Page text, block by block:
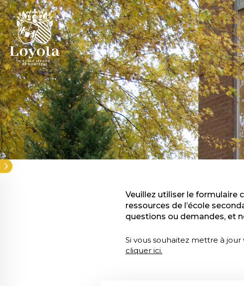
Aller
au
contenu
principal
Veuillez utiliser le formulaire
ressources de l’école
questions ou demandes, et
Si vous souhaitez mettre à
cliquer ici.